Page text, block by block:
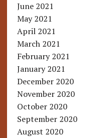
June 2021
May 2021
April 2021
March 2021
February 2021
January 2021
December 2020
November 2020
October 2020
September 2020
August 2020